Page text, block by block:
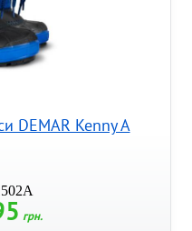
DEMAR Kenny A
грн.